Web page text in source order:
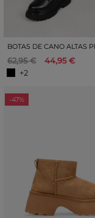
62,95 €
44,95 €
+2
-47%